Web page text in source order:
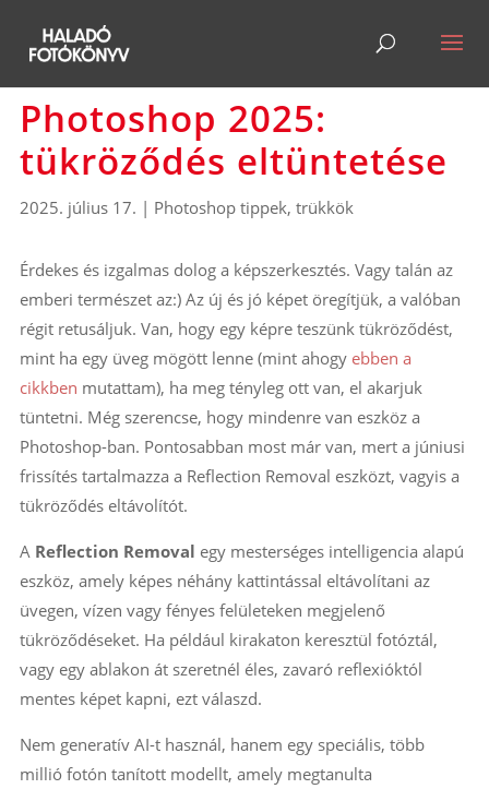
Photoshop 2025:
tükröződés eltüntetése
2025. július 17. | Photoshop tippek, trükkök
Érdekes és izgalmas dolog a képszerkesztés. Vagy talán az
emberi természet az:) Az új és jó képet öregítjük, a valóban
régit retusáljuk. Van, hogy egy képre teszünk tükröződést,
mint ha egy üveg mögött lenne (mint ahogy ebben a
cikkben mutattam), ha meg tényleg ott van, el akarjuk
tüntetni. Még szerencse, hogy mindenre van eszköz a
Photoshop-ban. Pontosabban most már van, mert a júniusi
frissítés tartalmazza a Reflection Removal eszközt, vagyis a
tükröződés eltávolítót.
A Reflection Removal egy mesterséges intelligencia alapú
eszköz, amely képes néhány kattintással eltávolítani az
üvegen, vízen vagy fényes felületeken megjelenő
tükröződéseket. Ha például kirakaton keresztül fotóztál,
vagy egy ablakon át szeretnél éles, zavaró reflexióktól
mentes képet kapni, ezt válaszd.
Nem generatív AI-t használ, hanem egy speciális, több
millió fotón tanított modellt, amely megtanulta